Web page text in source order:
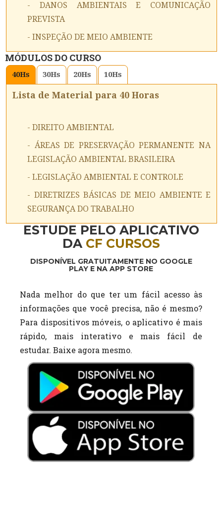
- DANOS AMBIENTAIS E COMUNICAÇÃO
PREVISTA
- INSPEÇÃO DE MEIO AMBIENTE
MÓDULOS DO CURSO
40Hs 30Hs 20Hs 10Hs
Lista de Material para 40 Horas
- DIREITO AMBIENTAL
- ÁREAS DE PRESERVAÇÃO PERMANENTE NA
LEGISLAÇÃO AMBIENTAL BRASILEIRA
- LEGISLAÇÃO AMBIENTAL E CONTROLE
- DIRETRIZES BÁSICAS DE MEIO AMBIENTE E
SEGURANÇA DO TRABALHO
ESTUDE PELO APLICATIVO
DA CF CURSOS
DISPONÍVEL GRATUITAMENTE NO GOOGLE
PLAY E NA APP STORE
Nada melhor do que ter um fácil acesso às
informações que você precisa, não é mesmo?
Para dispositivos móveis, o aplicativo é mais
rápido, mais interativo e mais fácil de
estudar. Baixe agora mesmo.